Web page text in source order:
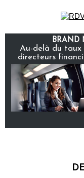
BRAND
Au-delà du taux
directeurs